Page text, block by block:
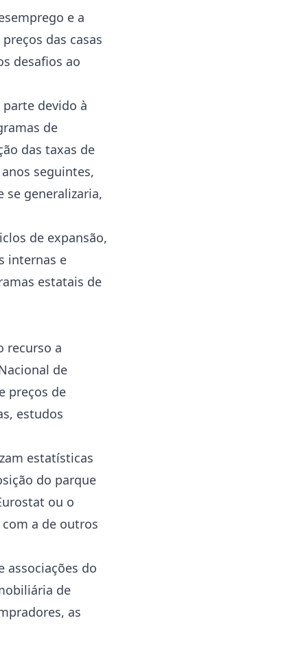
e a
das casas
desafios ao
devido à
de
das taxas de
seguintes,
se generalizaria,
de expansão,
internas e
estatais de
recurso a
de
preços de
estudos
estatísticas
do parque
ou o
a de outros
associações do
de
as